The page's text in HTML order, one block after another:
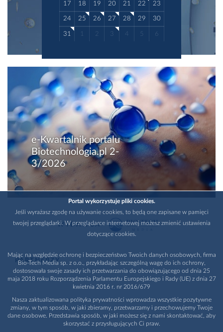
17 18 19 20 21 22 23
24 25 26 27 28 29 30
31 1 2 3 4 5 6
e-Kwartalnik portalu
Biotechnologia.pl 2-
3/2026
WYDAWCA
PARTNERZY
Portal wykorzystuje pliki cookies.
Jeśli wyrażasz zgodę na używanie cookies, to będą one zapisane w pamięci
twojej przeglądarki. W przeglądarce internetowej możesz zmienić ustawienia
dotyczące cookies.
Mając na względzie ochronę i bezpieczeństwo Twoich danych osobowych, firma
Bio-Tech Media sp. z o.o., przykładając szczególną wagę do ich ochrony,
dostosowała swoje zasady ich przetwarzania do obowiązującego od dnia 25
maja 2018 roku Rozporządzenia Parlamentu Europejskiego i Rady (UE) z dnia 27
kwietnia 2016 r. nr 2016/679
Nasza zaktualizowana polityka prywatności wprowadza wszystkie pozytywne
zmiany, w tym sposób, w jaki zbieramy, przetwarzamy i przechowujemy Twoje
dane osobowe. Przedstawia sposób, w jaki możesz się z nami skontaktować, aby
skorzystać z przysługujących Ci praw.